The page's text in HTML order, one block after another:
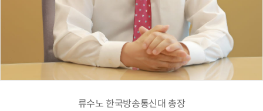
류수노 한국방송통신대 총장